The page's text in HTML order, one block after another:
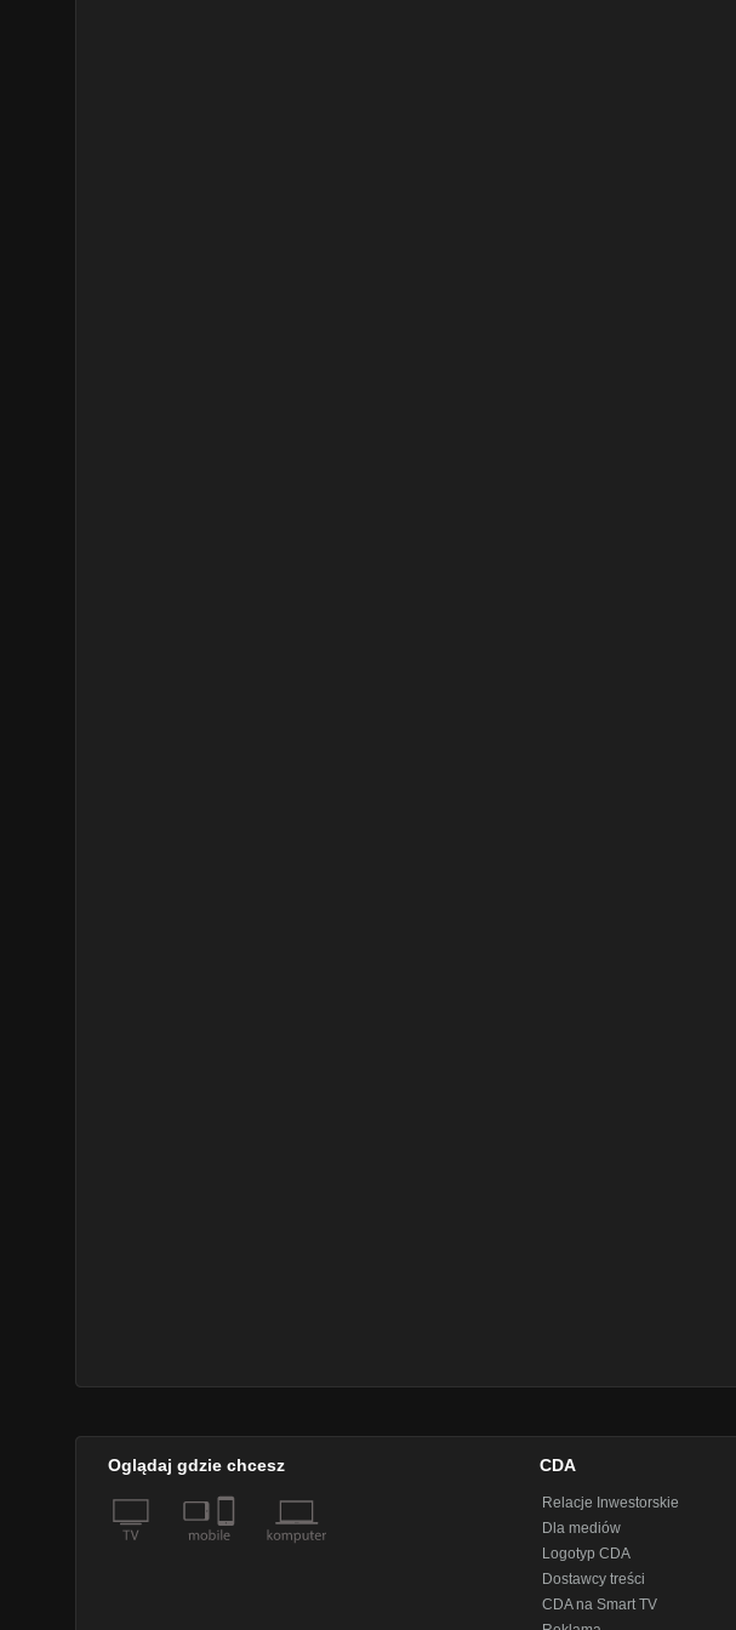
Oglądaj gdzie chcesz CDA
Relacje Inwestorskie
Dla mediów
Logotyp CDA
Dostawcy treści
CDA na Smart TV